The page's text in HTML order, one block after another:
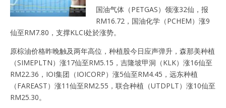
国油气体（PETGAS）领涨32仙，报
RM16.72，国油化学（PCHEM）涨9
仙至RM7.80，支撑KLCI处於涨势。
原棕油价格昨晚触及两年高位，种植股今日应声弹升，森那美种植
（SIMEPLTN）涨17仙至RM5.15，吉隆坡甲洞（KLK）涨16仙至
RM22.36，IOI集团（IOICORP）涨5仙至RM4.45，远东种植
（FAREAST）涨11仙至RM2.55，联合种植（UTDPLT）涨10仙至
RM25.30。